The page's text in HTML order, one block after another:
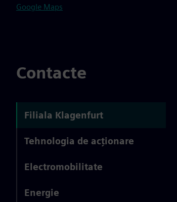
Google Maps
Contacte
Filiala Klagenfurt
Tehnologia de acționare
Electromobilitate
Energie